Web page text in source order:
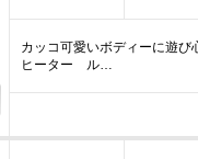
カッコ可愛いボディーに遊び
ヒーター ル…